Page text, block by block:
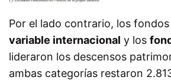
Por el lado contrario, los
variable internacional y los
lideraron los descensos
ambas categorías restaron